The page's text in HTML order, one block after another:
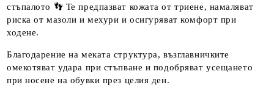
стъпалото 👣 Те предпазват кожата от триене, намаляват
риска от мазоли и мехури и осигуряват комфорт при
ходене.
Благодарение на меката структура, възглавничките
омекотяват удара при стъпване и подобряват усещането
при носене на обувки през целия ден.